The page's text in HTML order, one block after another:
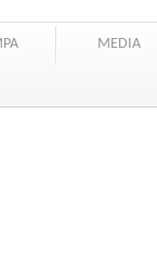
MEDIA